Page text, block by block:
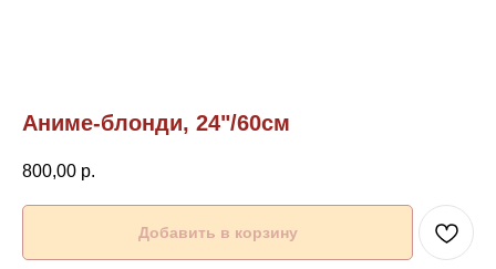
Аниме-блонди, 24"/60см
800,00 р.
Добавить в корзину